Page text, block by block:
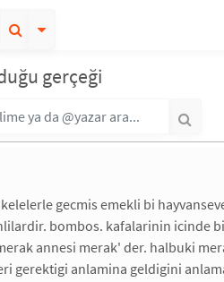
gerçeği
gecmis emekli bi
bombos. kafalarinin icinde
annesi merak' der. halbuki
gerektigi anlamina geldigini